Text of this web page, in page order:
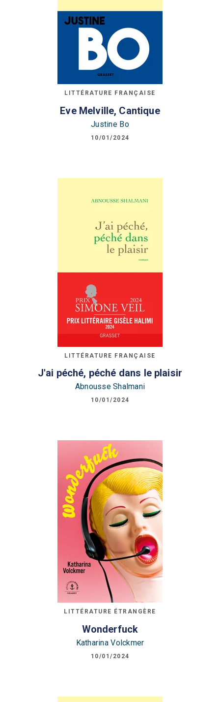
LITTÉRATURE FRANÇAISE
Eve Melville, Cantique
Justine Bo
10/01/2024
LITTÉRATURE FRANÇAISE
J'ai péché, péché dans le plaisir
Abnousse Shalmani
10/01/2024
LITTÉRATURE ÉTRANGÈRE
Wonderfuck
Katharina Volckmer
10/01/2024